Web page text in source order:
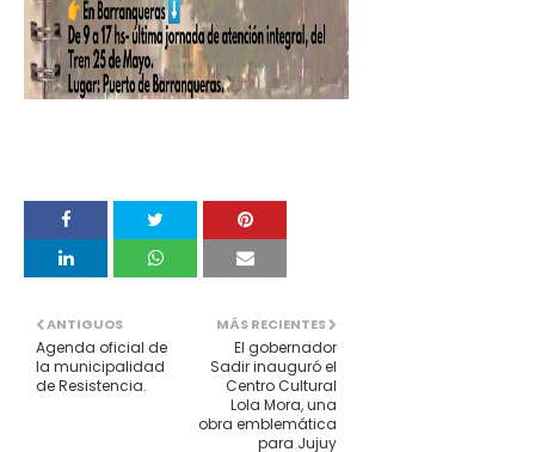
MÁS RECIENTES
El gobernador
Sadir inauguró el
Centro Cultural
Lola Mora, una
obra emblemática
para Jujuy
ANTIGUOS
Agenda oficial de
la municipalidad
de Resistencia.